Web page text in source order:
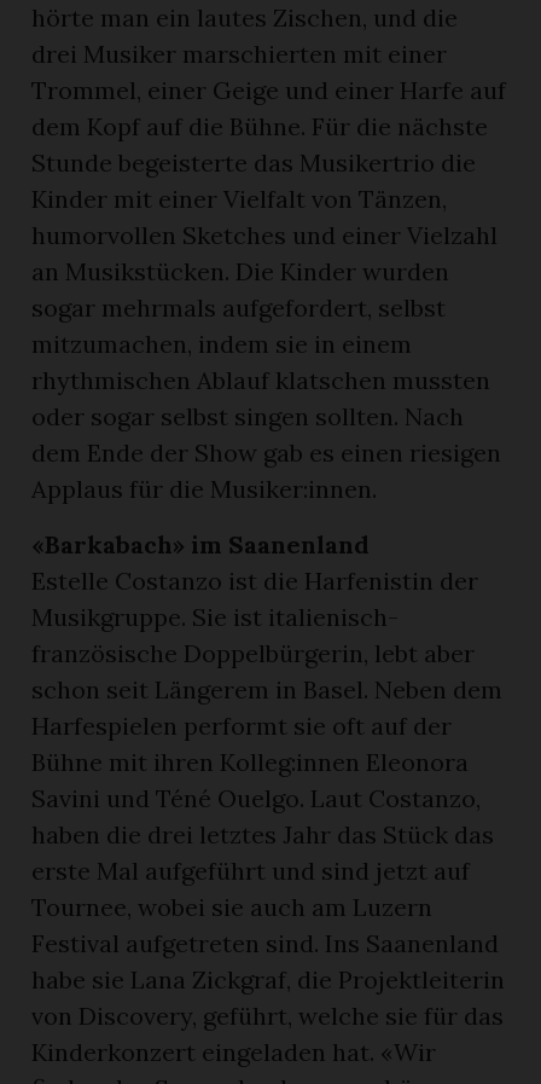
hörte man ein lautes Zischen, und die
drei Musiker marschierten mit einer
Trommel, einer Geige und einer Harfe auf
dem Kopf auf die Bühne. Für die nächste
Stunde begeisterte das Musikertrio die
Kinder mit einer Vielfalt von Tänzen,
humorvollen Sketches und einer Vielzahl
an Musikstücken. Die Kinder wurden
sogar mehrmals aufgefordert, selbst
mitzumachen, indem sie in einem
rhythmischen Ablauf klatschen mussten
oder sogar selbst singen sollten. Nach
dem Ende der Show gab es einen riesigen
Applaus für die Musiker:innen.
«Barkabach» im Saanenland
Estelle Costanzo ist die Harfenistin der
Musikgruppe. Sie ist italienisch-
französische Doppelbürgerin, lebt aber
schon seit Längerem in Basel. Neben dem
Harfespielen performt sie oft auf der
Bühne mit ihren Kolleg:innen Eleonora
Savini und Téné Ouelgo. Laut Costanzo,
haben die drei letztes Jahr das Stück das
erste Mal aufgeführt und sind jetzt auf
Tournee, wobei sie auch am Luzern
Festival aufgetreten sind. Ins Saanenland
habe sie Lana Zickgraf, die Projektleiterin
von Discovery, geführt, welche sie für das
Kinderkonzert eingeladen hat. «Wir